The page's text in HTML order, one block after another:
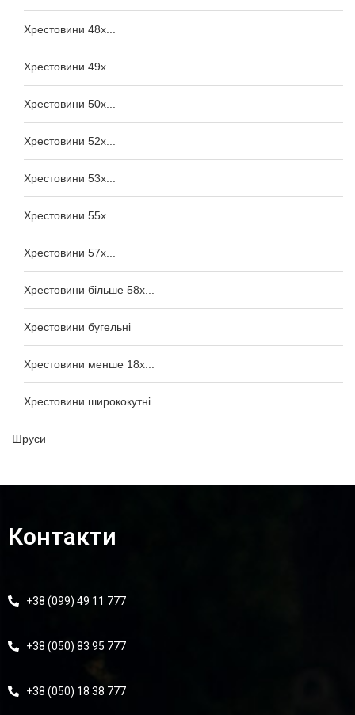
Хрестовини 48x...
Хрестовини 49x...
Хрестовини 50x...
Хрестовини 52x...
Хрестовини 53x...
Хрестовини 55x...
Хрестовини 57x...
Хрестовини більше 58x...
Хрестовини бугельні
Хрестовини менше 18x...
Хрестовини ширококутні
Шруси
Контакти
+38 (099) 49 11 777
+38 (050) 83 95 777
+38 (050) 18 38 777